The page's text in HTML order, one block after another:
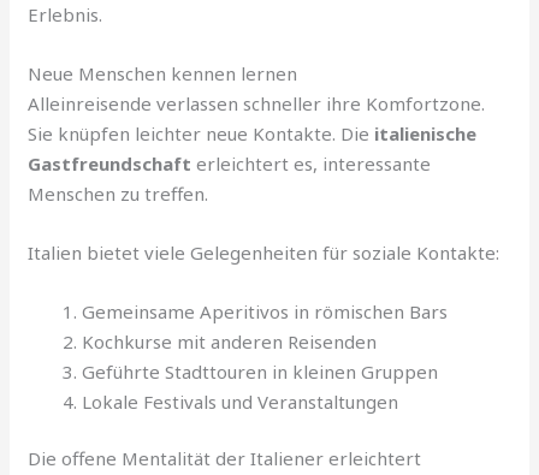
Erlebnis.
Neue Menschen kennen lernen
Alleinreisende verlassen schneller ihre Komfortzone.
Sie knüpfen leichter neue Kontakte. Die italienische
Gastfreundschaft erleichtert es, interessante
Menschen zu treffen.
Italien bietet viele Gelegenheiten für soziale Kontakte:
Gemeinsame Aperitivos in römischen Bars
Kochkurse mit anderen Reisenden
Geführte Stadttouren in kleinen Gruppen
Lokale Festivals und Veranstaltungen
Die offene Mentalität der Italiener erleichtert